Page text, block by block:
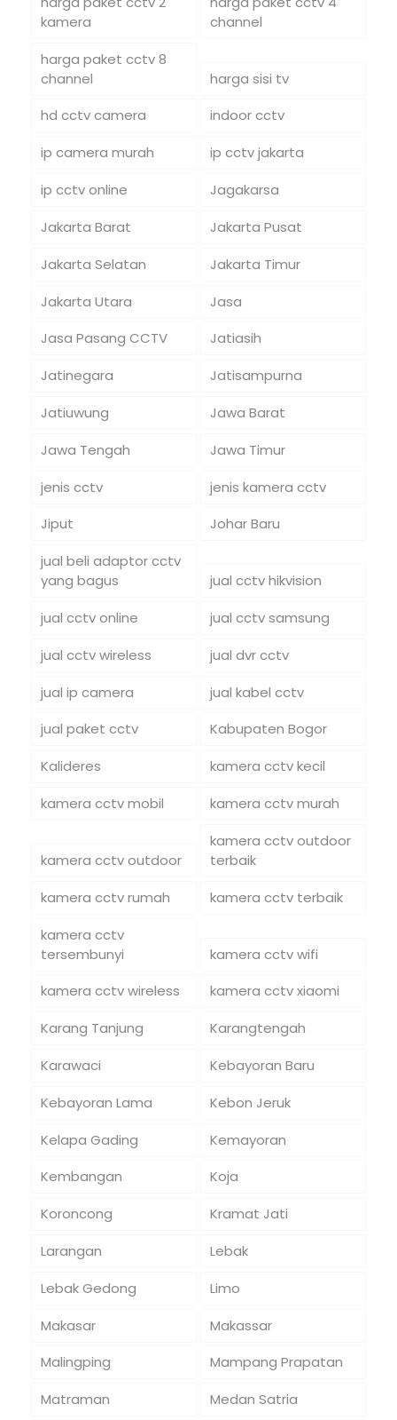
kamera
channel
harga paket cctv 8
channel
harga sisi tv
hd cctv camera
indoor cctv
ip camera murah
ip cctv jakarta
ip cctv online
Jagakarsa
Jakarta Barat
Jakarta Pusat
Jakarta Selatan
Jakarta Timur
Jakarta Utara
Jasa
Jasa Pasang CCTV
Jatiasih
Jatinegara
Jatisampurna
Jatiuwung
Jawa Barat
Jawa Tengah
Jawa Timur
jenis cctv
jenis kamera cctv
Jiput
Johar Baru
jual beli adaptor cctv
yang bagus
jual cctv hikvision
jual cctv online
jual cctv samsung
jual cctv wireless
jual dvr cctv
jual ip camera
jual kabel cctv
jual paket cctv
Kabupaten Bogor
Kalideres
kamera cctv kecil
kamera cctv mobil
kamera cctv murah
kamera cctv outdoor
kamera cctv outdoor
terbaik
kamera cctv rumah
kamera cctv terbaik
kamera cctv
tersembunyi
kamera cctv wifi
kamera cctv wireless
kamera cctv xiaomi
Karang Tanjung
Karangtengah
Karawaci
Kebayoran Baru
Kebayoran Lama
Kebon Jeruk
Kelapa Gading
Kemayoran
Kembangan
Koja
Koroncong
Kramat Jati
Larangan
Lebak
Lebak Gedong
Limo
Makasar
Makassar
Malingping
Mampang Prapatan
Matraman
Medan Satria